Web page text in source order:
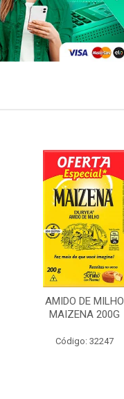
AMIDO DE MILHO
MAIZENA 200G
Código: 32247